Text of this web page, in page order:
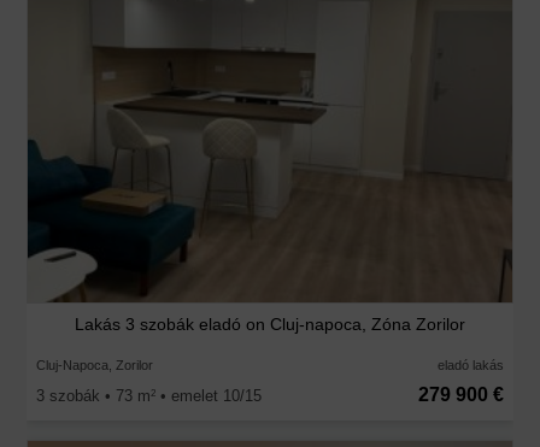
Lakás 3 szobák eladó on Cluj-napoca, Zóna Zorilor
Cluj-Napoca, Zorilor eladó lakás
3 szobák • 73 m2 • emelet 10/15 279 900 €